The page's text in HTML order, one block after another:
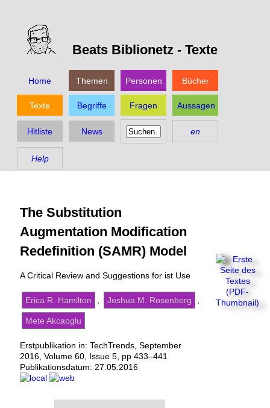
Beats Biblionetz - Texte
Home Themen Personen Bücher
Texte Begriffe Fragen Aussagen
Hitliste News en
Help
The Substitution
Augmentation Modification
Redefinition (SAMR) Model
A Critical Review and Suggestions for ist Use
Erica R. Hamilton Joshua M. Rosenberg
Mete Akcaoglu
Erstpublikation in: TechTrends, September
2016, Volume 60, Issue 5, pp 433–441
Publikationsdatum: 27.05.2016